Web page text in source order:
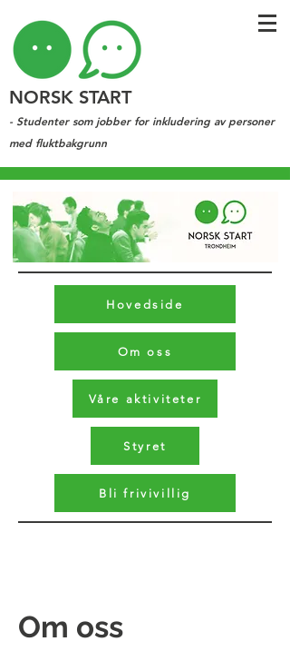
NORSK START
- Studenter som jobber for inkludering av personer
med fluktbakgrunn
Hovedside
Om oss
Våre aktiviteter
Styret
Bli frivivillig
Om oss